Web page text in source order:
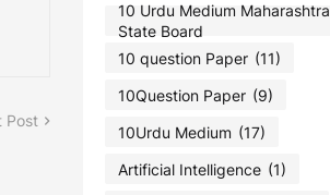
Post
10 Urdu Medium Maharashtra
State Board
10 question Paper (11)
10Question Paper (9)
10Urdu Medium (17)
Artificial Intelligence (1)